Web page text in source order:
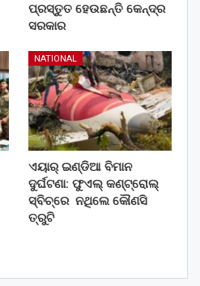
ପ୍ରସ୍ତୁତ ହେଉଛନ୍ତି କେନ୍ଦ୍ର
ସରକାର
NATIONAL
ଏୟାର୍ ଇଣ୍ଡିଆ ବିମାନ
ଦୁର୍ଘଟଣା: ଫୁଏଲ୍‌ କଣ୍ଟ୍ରୋଲ୍‌
ସ୍ବିଚ୍‌ରେ ନଥିଲେ କୌଣସି
ତ୍ରୁଟି